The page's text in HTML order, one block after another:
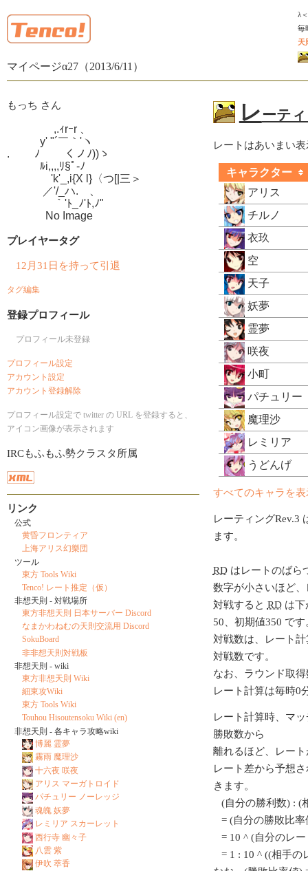
マイページα27（2013/6/11）
λ
毎
天
レ ーテ
レートはあいまい
キャラクター
アリス
チルノ
衣玖
空
天子
妖夢
霊夢
咲夜
小町
パチュリー
魔理沙
レミリア
うどんげ
すべてのキャラを表
レーティングRev.3
ます。
RDはレートのばら
数字が小さいほど
対戦すると RDは下
50、初期値350 です
対戦数は、レート
対戦数です。
なお、ラウンド取
レート計算は毎時0
レート計算時、マ
勝敗数から
離れるほど、レー
レート差から予想
きます。
(自分の勝利数) : (
= (自分の勝敗比率
= 10 ^ (自分のレー
= 1 : 10 ^ ((相手の
もっち さん
,.ｨrｰr 、
y' "´￣｀'ヽ
.　　 ﾉ　　 くノﾉ))ゝ
ﾙi,,,,ﾘ§ﾟ-ﾉ
'k'_,i{X l}〈つ[|三＞
／'/_ハ.ゝ、
｀'ﾄ_ﾉ'ﾄ,ﾉ"
No Image
プレイヤータグ
12月31日を持って引退
タグ編集
登録プロフィール
プロフィール未登録
プロフィール設定
アカウント設定
アカウント登録解除
プロフィール設定で twitter の URL を登録すると、
アイコン画像が表示されます
IRCもふもふ勢クラスタ所属
リンク
公式
黄昏フロンティア
上海アリス幻樂団
ツール
東方 Tools Wiki
Tenco! レート推定（仮）
非想天則 - 対戦場所
東方非想天則 日本サーバー Discord
なまかわねむの天則交流用 Discord
SokuBoard
非非想天則対戦板
非想天則 - wiki
東方非想天則 Wiki
細東攻Wiki
東方 Tools Wiki
Touhou Hisoutensoku Wiki (en)
非想天則 - 各キャラ攻略wiki
博麗 霊夢
霧雨 魔理沙
十六夜 咲夜
アリス マーガトロイド
パチュリー ノーレッジ
魂魄 妖夢
レミリア スカーレット
西行寺 幽々子
八雲 紫
伊吹 萃香